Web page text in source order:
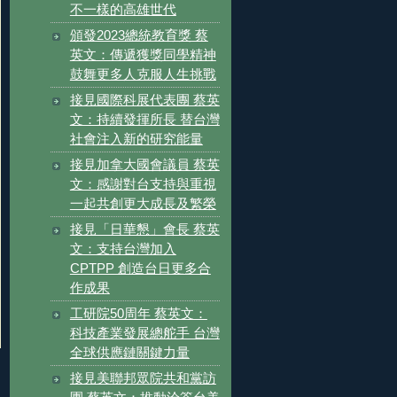
不一樣的高雄世代
頒發2023總統教育獎 蔡
英文：傳遞獲獎同學精神
鼓舞更多人克服人生挑戰
接見國際科展代表團 蔡英
文：持續發揮所長 替台灣
社會注入新的研究能量
接見加拿大國會議員 蔡英
文：感謝對台支持與重視
一起共創更大成長及繁榮
接見「日華懇」會長 蔡英
文：支持台灣加入
CPTPP 創造台日更多合
作成果
工研院50周年 蔡英文：
科技產業發展總舵手 台灣
全球供應鏈關鍵力量
接見美聯邦眾院共和黨訪